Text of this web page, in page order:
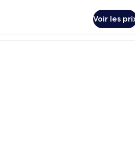
Voir les
Une chambre d’hôtel